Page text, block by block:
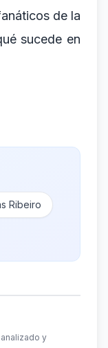
de la
sucede en
Ribeiro
y